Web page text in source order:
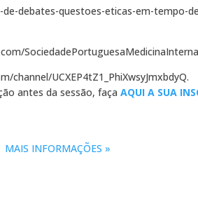
debates-questoes-eticas-em-tempo-
channel/UCXEP4tZ1_PhiXwsyJmxbdyQ.
antes da sessão, façaAQUI A SUA
MAIS INFORMAÇÕES »